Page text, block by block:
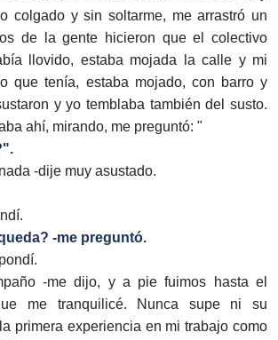
colgado y sin soltarme, me arrastró un
de la gente hicieron que el colectivo
llovido, estaba mojada la calle y mi
que tenía, estaba mojado, con barro y
y yo temblaba también del susto.
ahí, mirando, me preguntó: "
-dije muy asustado.
-me preguntó.
-me dijo, y a pie fuimos hasta el
me tranquilicé. Nunca supe ni su
primera experiencia en mi trabajo como